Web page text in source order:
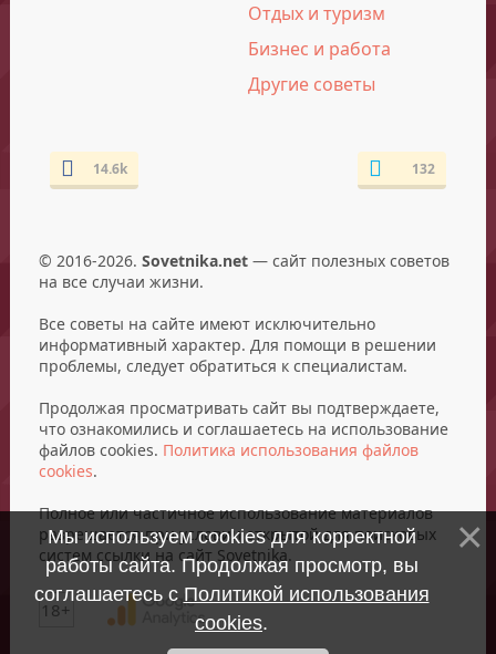
Отдых и туризм
Бизнес и работа
Другие советы
14.6k 132
© 2016-2026. Sovetnika.net— сайт полезных советов
на все случаи жизни.
Все советы на сайте имеют исключительно
информативный характер. Для помощи в решении
проблемы, следует обратиться к специалистам.
Продолжая просматривать сайт вы подтверждаете,
что ознакомились и соглашаетесь на использование
файлов cookies. Политика использования файлов
cookies.
Полное или частичное использование материалов
разрешается при условии открытой для поисковых
систем ссылки на сайт Sovetnika.
18+
Мы используем cookies для корректной
работы сайта. Продолжая просмотр, вы
соглашаетесь с Политикой использования
cookies.